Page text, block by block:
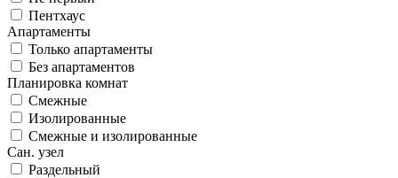
Пентхаус
Апартаменты
Только апартаменты
Без апартаментов
Планировка комнат
Смежные
Изолированные
Смежные и изолированные
Сан. узел
Раздельный